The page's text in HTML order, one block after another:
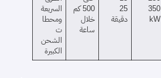
350
kW
25
دقيقة
500 كم
خلال
ساعة
السريعة
ومحطا
ت
الشحن
الكبيرة